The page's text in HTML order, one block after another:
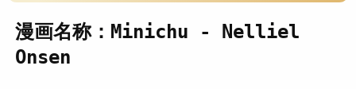
漫画名称：Minichu - Nelliel
Onsen